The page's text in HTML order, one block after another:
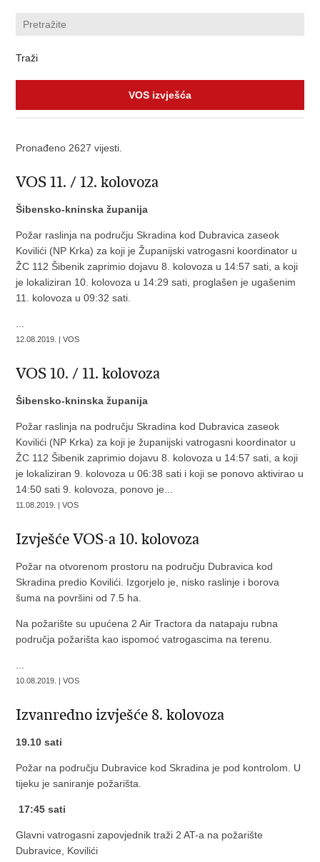
VOS izvješća
Pronađeno 2627 vijesti.
VOS 11. / 12. kolovoza
Šibensko-kninska županija
Požar raslinja na području Skradina kod Dubravica zaseok
Kovilići (NP Krka) za koji je Županijski vatrogasni koordinator u
ŽC 112 Šibenik zaprimio dojavu 8. kolovoza u 14:57 sati, a koji
je lokaliziran 10. kolovoza u 14:29 sati, proglašen je ugašenim
11. kolovoza u 09:32 sati.
12.08.2019. | VOS
VOS 10. / 11. kolovoza
Šibensko-kninska županija
Požar raslinja na području Skradina kod Dubravica zaseok
Kovilići (NP Krka) za koji je županijski vatrogasni koordinator u
ŽC 112 Šibenik zaprimio dojavu 8. kolovoza u 14:57 sati, a koji
je lokaliziran 9. kolovoza u 06:38 sati i koji se ponovo aktivirao u
14:50 sati 9. kolovoza, ponovo je...
11.08.2019. | VOS
Izvješće VOS-a 10. kolovoza
Požar na otvorenom prostoru na području Dubravica kod
Skradina predio Kovilići. Izgorjelo je, nisko raslinje i borova
šuma na površini od 7.5 ha.
Na požarište su upućena 2 Air Tractora da natapaju rubna
područja požarišta kao ispomoć vatrogascima na terenu.
10.08.2019. | VOS
Izvanredno izvješće 8. kolovoza
19.10 sati
Požar na području Dubravice kod Skradina je pod kontrolom. U
tijeku je saniranje požarišta.
17:45 sati
Glavni vatrogasni zapovjednik traži 2 AT-a na požarište
Dubravice, Kovilići